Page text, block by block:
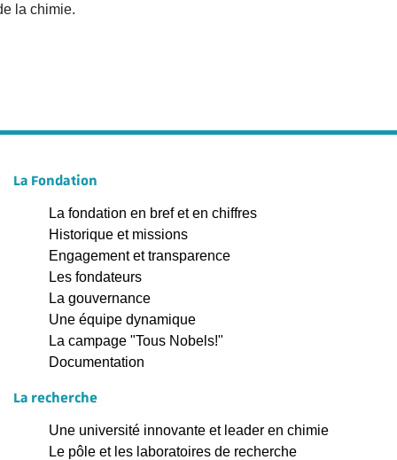
la chimie.
La Fondation
La fondation en bref et en chiffres
Historique et missions
Engagement et transparence
Les fondateurs
La gouvernance
Une équipe dynamique
La campage "Tous Nobels!"
Documentation
La recherche
Une université innovante et leader en chimie
Le pôle et les laboratoires de recherche